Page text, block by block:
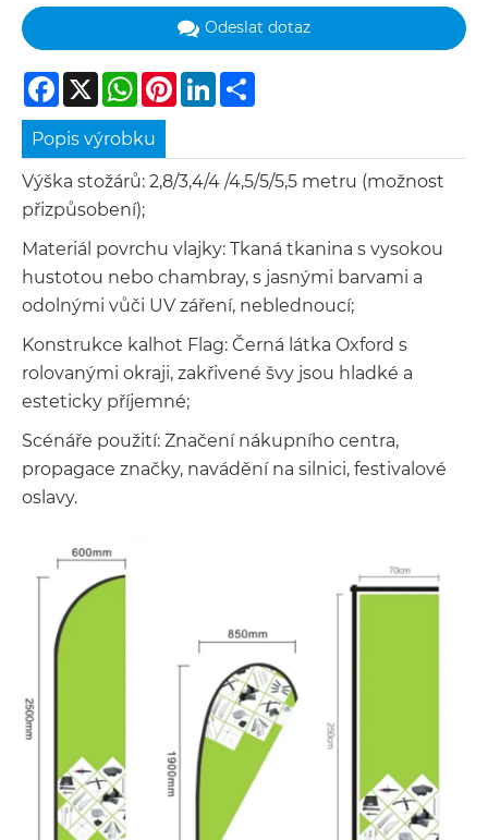
Odeslat dotaz
Facebook
X WhatsApp
Pinterest
LinkedIn
Popis výrobku
Výška stožárů: 2,8/3,4/4 /4,5/5/5,5 metru (možnost
přizpůsobení);
Materiál povrchu vlajky: Tkaná tkanina s vysokou
hustotou nebo chambray, s jasnými barvami a
odolnými vůči UV záření, neblednoucí;
Konstrukce kalhot Flag: Černá látka Oxford s
rolovanými okraji, zakřivené švy jsou hladké a
esteticky příjemné;
Scénáře použití: Značení nákupního centra,
propagace značky, navádění na silnici, festivalové
oslavy.